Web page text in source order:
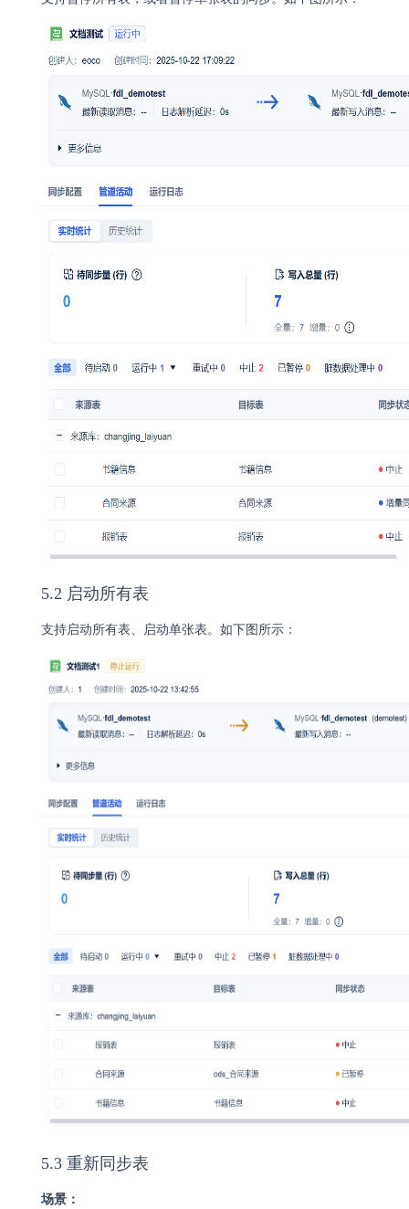
5.2 启动所有表
支持启动所有表、启动单张表。如下图所示：
5.3 重新同步表
场景：